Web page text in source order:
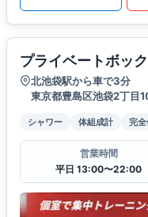
プライベートボッ
北池袋駅から車で3分
東京都豊島区池袋2丁目
シャワー 体組成計 完
営業時間
平日 13:00〜22:00